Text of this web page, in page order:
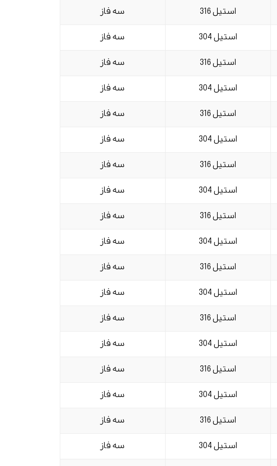
استیل 316
سه فاز
استیل 304
سه فاز
استیل 316
سه فاز
استیل 304
سه فاز
استیل 316
سه فاز
استیل 304
سه فاز
استیل 316
سه فاز
استیل 304
سه فاز
استیل 316
سه فاز
استیل 304
سه فاز
استیل 316
سه فاز
استیل 304
سه فاز
استیل 316
سه فاز
استیل 304
سه فاز
استیل 316
سه فاز
استیل 304
سه فاز
استیل 316
سه فاز
استیل 304
سه فاز